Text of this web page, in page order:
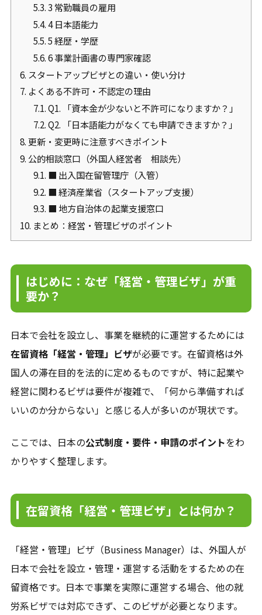
5.3.3 常勤職員の雇用
5.4.4 日本語能力
5.5.5 経歴・学歴
5.6.6 事業計画書の専門家確認
6. スタートアップビザとの違い・使い分け
7. よくある不許可・不認定の理由
7.1.Q1. 「資本金が少ないと不許可になりますか？」
7.2.Q2. 「日本語能力がなくても申請できますか？」
8.更新・変更時に注意すべきポイント
9. 公的相談窓口（外国人経営者 相談先）
9.1. ■ 出入国在留管理庁（入管）
9.2. ■ 経済産業省（スタートアップ支援）
9.3. ■ 地方自治体の起業支援窓口
10. まとめ：経営・管理ビザのポイント
はじめに：なぜ「経営・管理ビザ」が重
要か？
日本で会社を設立し、事業を継続的に運営するためには
在留資格「経営・管理」ビザが必要です。在留資格は外
国人の滞在目的を法的に定めるものですが、特に起業や
経営に関わるビザは要件が複雑で、「何から準備すれば
いいのか分からない」と感じる人が多いのが現状です。
ここでは、日本の公式制度・要件・申請のポイントをわ
かりやすく整理します。
在留資格「経営・管理ビザ」とは何か？
「経営・管理」ビザ（Business Manager）は、外国人が
日本で会社を設立・管理・運営する活動をするための在
留資格です。日本で事業を実際に運営する場合、他の就
労系ビザでは対応できず、このビザが必要となります。